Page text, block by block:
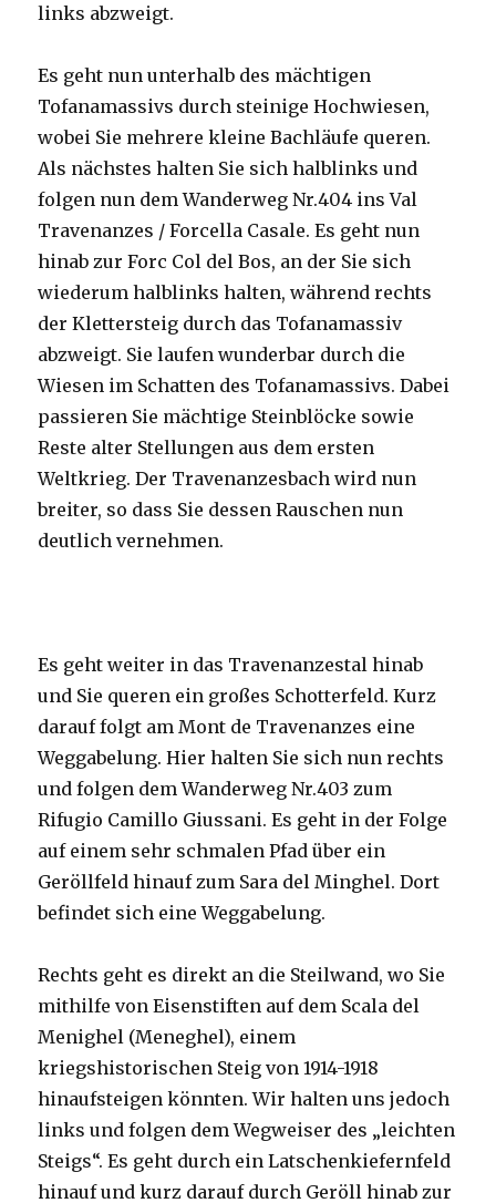
links abzweigt.
Es geht nun unterhalb des mächtigen
Tofanamassivs durch steinige Hochwiesen,
wobei Sie mehrere kleine Bachläufe queren.
Als nächstes halten Sie sich halblinks und
folgen nun dem Wanderweg Nr.404 ins Val
Travenanzes / Forcella Casale. Es geht nun
hinab zur Forc Col del Bos, an der Sie sich
wiederum halblinks halten, während rechts
der Klettersteig durch das Tofanamassiv
abzweigt. Sie laufen wunderbar durch die
Wiesen im Schatten des Tofanamassivs. Dabei
passieren Sie mächtige Steinblöcke sowie
Reste alter Stellungen aus dem ersten
Weltkrieg. Der Travenanzesbach wird nun
breiter, so dass Sie dessen Rauschen nun
deutlich vernehmen.
Es geht weiter in das Travenanzestal hinab
und Sie queren ein großes Schotterfeld. Kurz
darauf folgt am Mont de Travenanzes eine
Weggabelung. Hier halten Sie sich nun rechts
und folgen dem Wanderweg Nr.403 zum
Rifugio Camillo Giussani. Es geht in der Folge
auf einem sehr schmalen Pfad über ein
Geröllfeld hinauf zum Sara del Minghel. Dort
befindet sich eine Weggabelung.
Rechts geht es direkt an die Steilwand, wo Sie
mithilfe von Eisenstiften auf dem Scala del
Menighel (Meneghel), einem
kriegshistorischen Steig von 1914-1918
hinaufsteigen könnten. Wir halten uns jedoch
links und folgen dem Wegweiser des „leichten
Steigs“. Es geht durch ein Latschenkiefernfeld
hinauf und kurz darauf durch Geröll hinab zur